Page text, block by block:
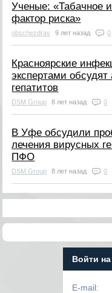
Ученые: «Табачное
фактор риска»
obschezdrav 9 лет назад 0
Красноярские
экспертами
гепатитов
DSM Group 8 лет назад 0
В Уфе обсудили
лечения вирусных
ПФО
DSM Group 8 лет назад 0
Войти на
E-mail: